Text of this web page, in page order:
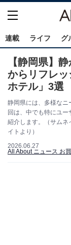
連載 ライフ グ
【静岡県】
からリフレ
ホテル」3選
静岡県には、多様なニ
回は、中でも特にユ
紹介します。（サムネ
イトより）
2026.06.27
All About ニュース お